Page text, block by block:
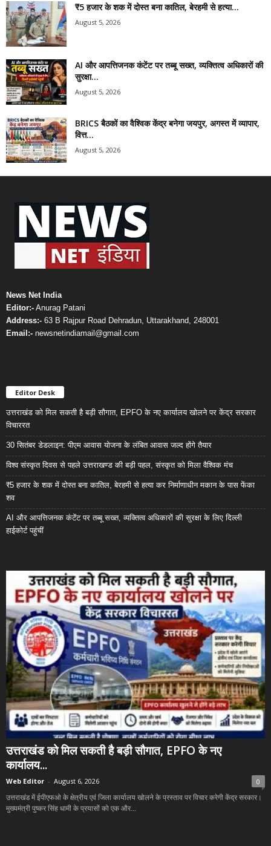
₹5 हजार के शक में दोस्त बना कातिल, बेरहमी से हत्या...
August 5, 2026
AI और आपत्तिजनक कंटेंट पर तब्बू सख्त, व्यक्तित्व अधिकारों की
सुरक्षा...
August 5, 2026
BRICS बैठकों का वैश्विक केंद्र बनेगा जयपुर, अगस्त में व्यापार,
वित्त...
August 5, 2026
News Net India
Editor:- Anurag Patani
Address:- 63 B Rajpur Road Dehradun, Uttarakhand, 248001
Email:- newsnetindiamail@gmail.com
Editor Desk
उत्तराखंड को मिल सकती है बड़ी सौगात, EPFO के नए कार्यालय खोलने पर केंद्र सरकार
विचाररत
30 सितंबर डेडलाइन: पीएम आवास योजना के लंबित आवास जल्द होंगे तैयार
विश्व संस्कृत दिवस से पहले उत्तराखण्ड की बड़ी पहल, संस्कृत को मिला वैश्विक मंच
₹5 हजार के शक में दोस्त बना कातिल, बेरहमी से हत्या कर निर्माणाधीन मकान के पास फेंका
शव
AI और आपत्तिजनक कंटेंट पर तब्बू सख्त, व्यक्तित्व अधिकारों की सुरक्षा के लिए दिल्ली
हाईकोर्ट पहुंचीं
उत्तराखंड को मिल सकती है बड़ी सौगात, EPFO के नए
कार्यालय...
Web Editor - August 6, 2026 0
उत्तराखंड में ईपीएफओ के क्षेत्रीय एवं जिला कार्यालय खोलने के प्रस्ताव पर विचार करेगी केंद्र सरकार।
मुख्यमंत्री पुष्कर सिंह धामी के प्रयासों को एक और...